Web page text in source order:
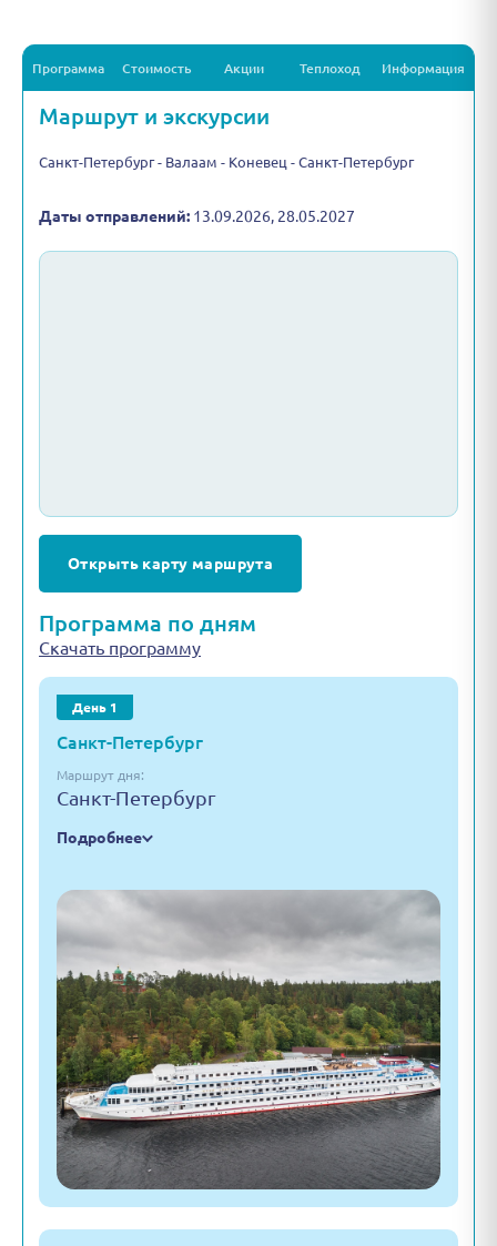
Программа Стоимость Акции Теплоход Информация
Маршрут и экскурсии
Санкт-Петербург - Валаам - Коневец - Санкт-Петербург
Даты отправлений: 13.09.2026, 28.05.2027
Открыть карту маршрута
Программа по дням
Скачать программу
День 1
Санкт-Петербург
Маршрут дня:
Санкт-Петербург
Подробнее